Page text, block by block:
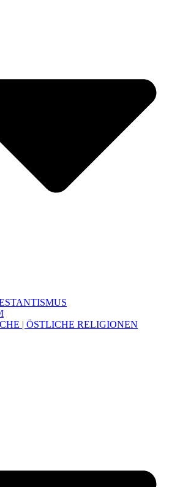
| ÖSTLICHE RELIGIONEN